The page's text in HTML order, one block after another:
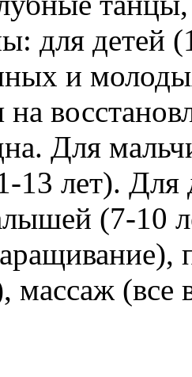
для детей
и
на
Для
13 лет). Для
(7-10
массаж